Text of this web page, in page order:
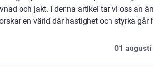
och jakt. I denna artikel tar vi oss an
en värld där hastighet och styrka går
01 augusti